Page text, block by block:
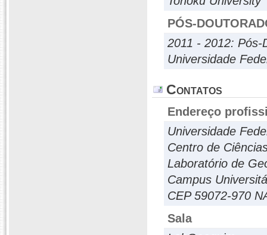
PÓS-
2011 - 2012: Pós-
Universidade
Contatos
Endereço
Universidade
Centro de
Laboratório de
Campus
CEP 59072-970
Sala